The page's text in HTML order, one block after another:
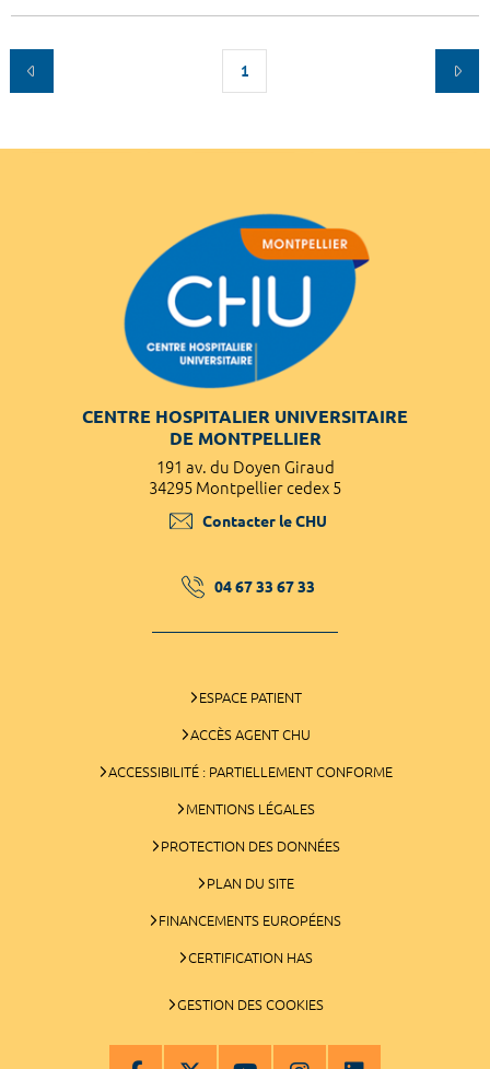
1
CENTRE HOSPITALIER UNIVERSITAIRE
DE MONTPELLIER
191 av. du Doyen Giraud
34295 Montpellier cedex 5
Contacter le CHU
04 67 33 67 33
ESPACE PATIENT
ACCÈS AGENT CHU
ACCESSIBILITÉ : PARTIELLEMENT CONFORME
MENTIONS LÉGALES
PROTECTION DES DONNÉES
PLAN DU SITE
FINANCEMENTS EUROPÉENS
CERTIFICATION HAS
GESTION DES COOKIES